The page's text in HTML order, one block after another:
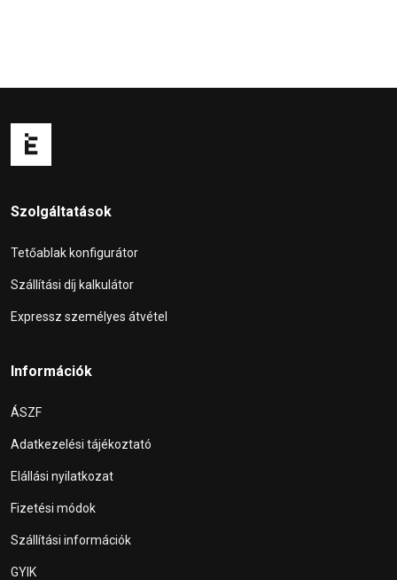
Szolgáltatások
Tetőablak konfigurátor
Szállítási díj kalkulátor
Expressz személyes átvétel
Információk
ÁSZF
Adatkezelési tájékoztató
Elállási nyilatkozat
Fizetési módok
Szállítási információk
GYIK